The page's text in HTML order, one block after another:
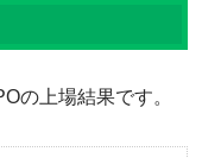
の上場結果です。